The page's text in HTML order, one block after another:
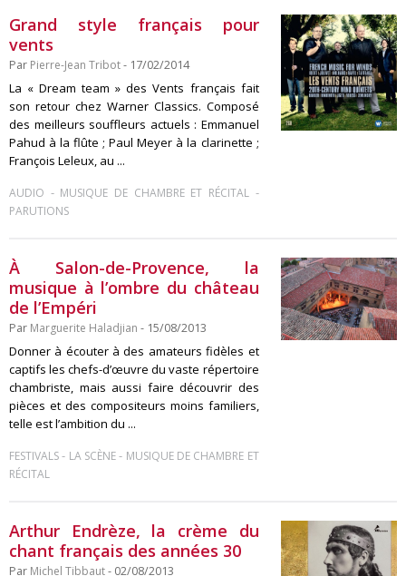
Grand style français pour
vents
Par Pierre-Jean Tribot- 17/02/2014
La « Dream team » des Vents français fait
son retour chez Warner Classics. Composé
des meilleurs souffleurs actuels : Emmanuel
Pahud à la flûte ; Paul Meyer à la clarinette ;
François Leleux, au ...
AUDIO - MUSIQUE DE CHAMBRE ET RÉCITAL-
PARUTIONS
À Salon-de-Provence, la
musique à l’ombre du château
de l’Empéri
Par Marguerite Haladjian - 15/08/2013
Donner à écouter à des amateurs fidèles et
captifs les chefs-d’œuvre du vaste répertoire
chambriste, mais aussi faire découvrir des
pièces et des compositeurs moins familiers,
telle est l’ambition du ...
FESTIVALS- LA SCÈNE- MUSIQUE DE CHAMBRE ET
RÉCITAL
Arthur Endrèze, la crème du
chant français des années 30
Par Michel Tibbaut- 02/08/2013